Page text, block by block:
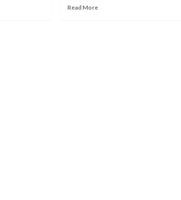
Read More